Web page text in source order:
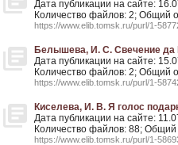
Дата публикации на сайте:
Количество файлов: 2; Общий
https://www.elib.tomsk.ru/purl/1-
Белышева, И. С. Свечение да
Дата публикации на сайте:
Количество файлов: 2; Общий
https://www.elib.tomsk.ru/purl/1-
Киселева, И. В. Я голос
Дата публикации на сайте:
Количество файлов: 88;
https://www.elib.tomsk.ru/purl/1-